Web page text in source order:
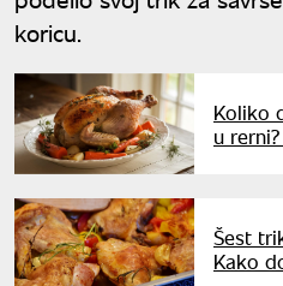
koricu.
Koliko
u
Šest
Kako